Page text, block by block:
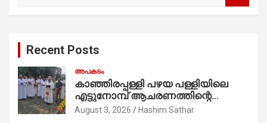
Recent Posts
അപകടം
കാഞ്ഞിരപ്പള്ളി പഴയ പള്ളിയിലെ
എട്ടുനോമ്പ് ആചരണത്തിന്റെ
ഭാഗമായുള്ള പന്തലിന്റെ കാൽനാട്ട്
August 3, 2026 Hashim Sathar